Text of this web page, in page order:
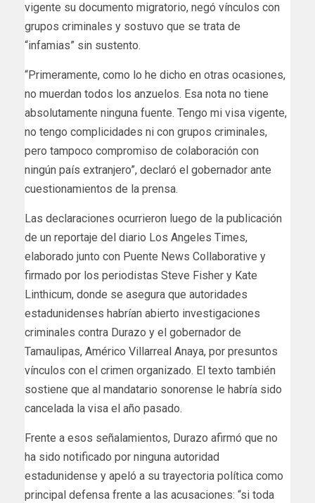
vigente su documento migratorio, negó vínculos con
grupos criminales y sostuvo que se trata de
“infamias” sin sustento.
“Primeramente, como lo he dicho en otras ocasiones,
no muerdan todos los anzuelos. Esa nota no tiene
absolutamente ninguna fuente. Tengo mi visa vigente,
no tengo complicidades ni con grupos criminales,
pero tampoco compromiso de colaboración con
ningún país extranjero”, declaró el gobernador ante
cuestionamientos de la prensa.
Las declaraciones ocurrieron luego de la publicación
de un reportaje del diario Los Angeles Times,
elaborado junto con Puente News Collaborative y
firmado por los periodistas Steve Fisher y Kate
Linthicum, donde se asegura que autoridades
estadunidenses habrían abierto investigaciones
criminales contra Durazo y el gobernador de
Tamaulipas, Américo Villarreal Anaya, por presuntos
vínculos con el crimen organizado. El texto también
sostiene que al mandatario sonorense le habría sido
cancelada la visa el año pasado.
Frente a esos señalamientos, Durazo afirmó que no
ha sido notificado por ninguna autoridad
estadunidense y apeló a su trayectoria política como
principal defensa frente a las acusaciones: “si toda